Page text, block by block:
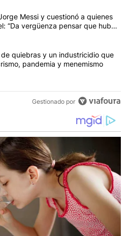
con más comentarios en los
el título "Milei despidió a Jorge
Messi y cuestionó a quienes
“Da vergüenza pensar que hubo
el título "Récord histórico de
quiebras y un industricidio que
pandemia y menemismo
Gestionado por